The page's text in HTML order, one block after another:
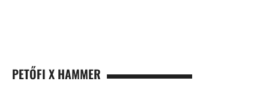
PETŐFI X HAMMER